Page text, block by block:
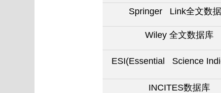
Springer Link全文数
Wiley 全文数据库
ESI(Essential Science
INCITES数据库